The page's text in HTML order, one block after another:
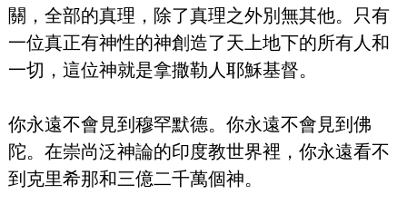
關，全部的真理，除了真理之外別無其他。只有
一位真正有神性的神創造了天上地下的所有人和
一切，這位神就是拿撒勒人耶穌基督。
你永遠不會見到穆罕默德。你永遠不會見到佛
陀。在崇尚泛神論的印度教世界裡，你永遠看不
到克里希那和三億二千萬個神。